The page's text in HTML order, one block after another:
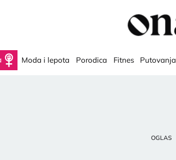
Moda i lepota Porodica Fitnes Putovanja